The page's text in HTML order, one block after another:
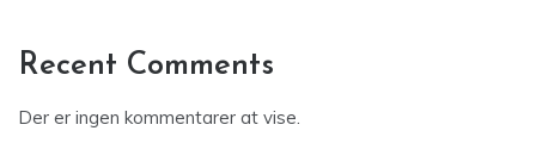
Recent Comments
Der er ingen kommentarer at vise.